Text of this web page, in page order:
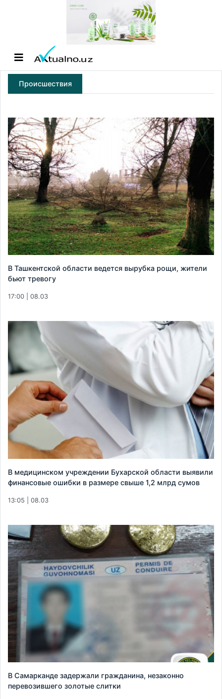
Происшествия
В Ташкентской области ведется вырубка рощи, жители
бьют тревогу
17:00 | 08.03
В медицинском учреждении Бухарской области выявили
финансовые ошибки в размере свыше 1,2 млрд сумов
13:05 | 08.03
В Самарканде задержали гражданина, незаконно
перевозившего золотые слитки